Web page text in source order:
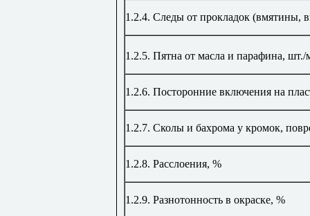
1.2.4. Следы от прокладок (вмятины,
1.2.5. Пятна от масла и парафина, шт./
1.2.6. Посторонние включения на
1.2.7. Сколы и бахрома у кромок,
1.2.8. Расслоения, %
1.2.9. Разнотонность в окраске, %